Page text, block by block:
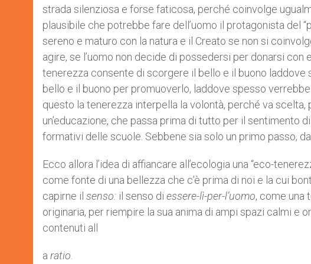
strada silenziosa e forse faticosa, perché coinvolge
plausibile che potrebbe fare dell’uomo il protagonista del
sereno e maturo con la natura e il Creato se non si
agire, se l’uomo non decide di possedersi per donarsi
tenerezza consente di scorgere il bello e il buono
bello e il buono per promuoverlo, laddove spesso
questo la tenerezza interpella la volontà, perché va
un’educazione, che passa prima di tutto per il sentimento
formativi delle scuole. Sebbene sia solo un primo passo,
Ecco allora l’idea di affiancare all’ecologia una “eco-
come fonte di una bellezza che c’è prima di noi e la cui
capirne il senso: il senso di essere-lì-per-l’uomo, come una
originaria, per riempire la sua anima di ampi spazi calmi e
contenuti all
a ratio